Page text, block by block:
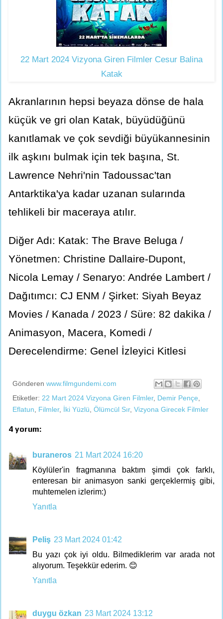
22 Mart 2024 Vizyona Giren Filmler Cesur Balina
Katak
Akranlarının hepsi beyaza dönse de hala
küçük ve gri olan Katak, büyüdüğünü
kanıtlamak ve çok sevdiği büyükannesinin
ilk aşkını bulmak için tek başına, St.
Lawrence Nehri'nin Tadoussac'tan
Antarktika'ya kadar uzanan sularında
tehlikeli bir maceraya atılır.
Diğer Adı: Katak: The Brave Beluga /
Yönetmen: Christine Dallaire-Dupont,
Nicola Lemay / Senaryo: Andrée Lambert /
Dağıtımcı: CJ ENM / Şirket: Siyah Beyaz
Movies / Kanada / 2023 / Süre: 82 dakika /
Animasyon, Macera, Komedi /
Derecelendirme: Genel İzleyici Kitlesi
Gönderen www.filmgundemi.com
Etiketler: 22 Mart 2024 Vizyona Giren Filmler, Demir Pençe,
Eflatun, Filmler, İki Yüzlü, Ölümcül Sır, Vizyona Girecek Filmler
4 yorum:
buraneros 21 Mart 2024 16:20
Köylüler'in fragmanına baktım şimdi çok farklı,
enteresan bir animasyon sanki gerçeklermiş gibi,
muhtemelen izlerim:)
Yanıtla
Peliş 23 Mart 2024 01:42
Bu yazı çok iyi oldu. Bilmediklerim var arada not
alıyorum. Teşekkür ederim. 😊
Yanıtla
duygu özkan 23 Mart 2024 13:12